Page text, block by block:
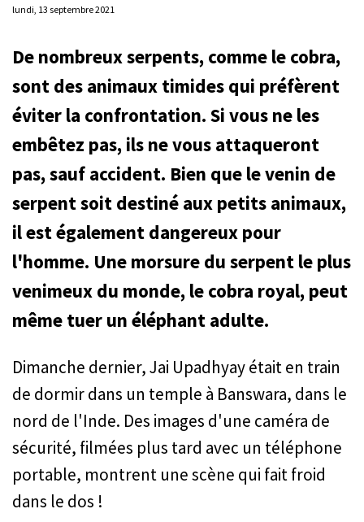
lundi, 13 septembre 2021
De nombreux serpents, comme le cobra,
sont des animaux timides qui préfèrent
éviter la confrontation. Si vous ne les
embêtez pas, ils ne vous attaqueront
pas, sauf accident. Bien que le venin de
serpent soit destiné aux petits animaux,
il est également dangereux pour
l'homme. Une morsure du serpent le plus
venimeux du monde, le cobra royal, peut
même tuer un éléphant adulte.
Dimanche dernier, Jai Upadhyay était en train
de dormir dans un temple à Banswara, dans le
nord de l'Inde. Des images d'une caméra de
sécurité, filmées plus tard avec un téléphone
portable, montrent une scène qui fait froid
dans le dos !